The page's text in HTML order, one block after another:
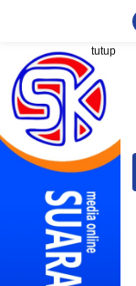
Langsung
konten
tutup